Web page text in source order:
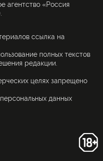
агентство «Россия
ссылка на
полных текстов
редакции.
целях запрещено
данных